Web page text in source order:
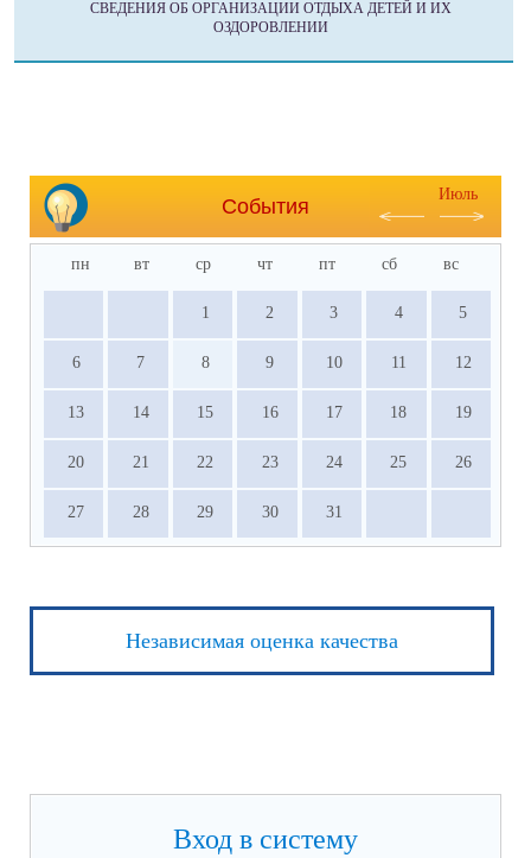
СВЕДЕНИЯ ОБ ОРГАНИЗАЦИИ ОТДЫХА ДЕТЕЙ И ИХ
ОЗДОРОВЛЕНИИ
События
Июль
пн вт ср чт пт сб вс
1 2 3 4 5
6 7 8 9 10 11 12
13 14 15 16 17 18 19
20 21 22 23 24 25 26
27 28 29 30 31
Независимая оценка качества
Вход в систему